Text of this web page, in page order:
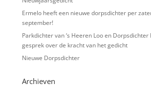
Ermelo heeft een nieuwe dorpsdichter per
september!
Parkdichter van ‘s Heeren Loo en Dorpsdichter
gesprek over de kracht van het gedicht
Nieuwe Dorpsdichter
Archieven